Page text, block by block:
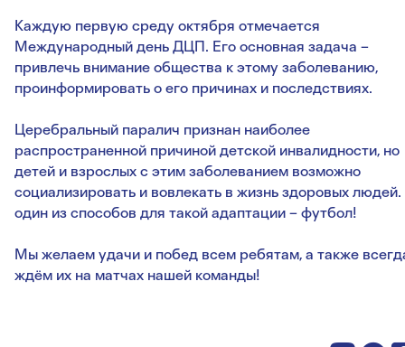
Каждую первую среду октября отмечается
Международный день ДЦП. Его основная задача –
привлечь внимание общества к этому заболеванию,
проинформировать о его причинах и последствиях.
Церебральный паралич признан наиболее
распространенной причиной детской инвалидности, но
детей и взрослых с этим заболеванием возможно
социализировать и вовлекать в жизнь здоровых
один из способов для такой адаптации – футбол!
Мы желаем удачи и побед всем ребятам, а также
ждём их на матчах нашей команды!